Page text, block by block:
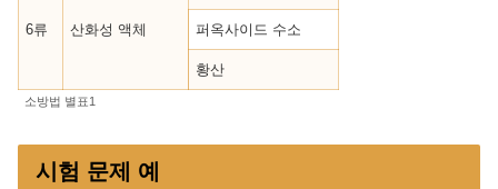
6류 산화성 액체 퍼옥사이드 수소
황산
소방법 별표1
시험 문제 예